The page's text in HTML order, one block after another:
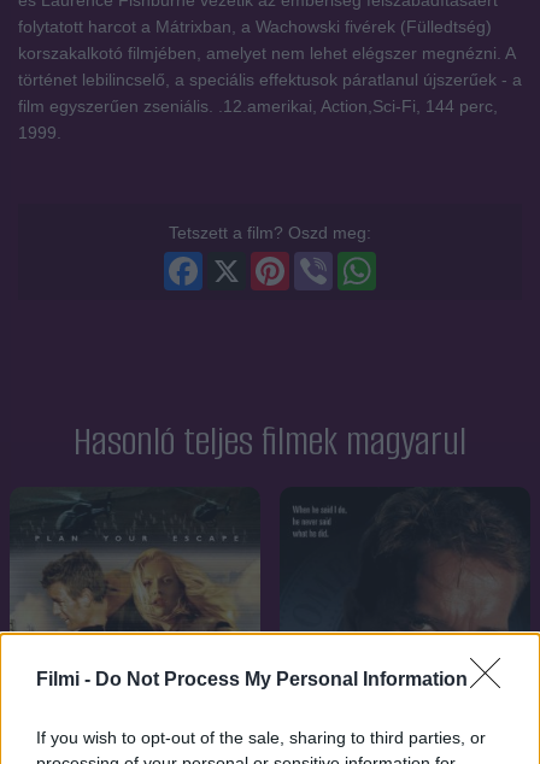
Filmi - Do Not Process My Personal Information
If you wish to opt-out of the sale, sharing to third parties, or
folytatott harcot a Mátrixban, a Wachowski fivérek (Fülledtség)
korszakalkotó filmjében, amelyet nem lehet elégszer megnézni. A
történet lebilincselő, a speciális effektusok páratlanul újszerűek - a
film egyszerűen zseniális. .12.amerikai, Action,Sci-Fi, 144 perc,
1999.
Tetszett a film? Oszd meg:
Viber
Pinterest
X
Facebook
Hasonló teljes filmek magyarul